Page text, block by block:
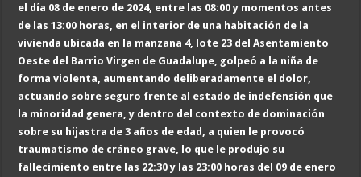
el día 08 de enero de 2024, entre las 08:00 y momentos antes
de las 13:00 horas , en el interior de una habitación de la
vivienda ubicada en la manzana 4, lote 23 del Asentamiento
Oeste del Barrio Virgen de Guadalupe, golpeó a la niña de
forma violenta, aumentando deliberadamente el dolor,
actuando sobre seguro frente al estado de indefensión que
la minoridad genera, y dentro del contexto de dominación
sobre su hijastra de 3 años de edad, a quien le provocó
traumatismo de cráneo grave, lo que le produjo su
fallecimiento entre las 22:30 y las 23:00 horas del 09 de enero